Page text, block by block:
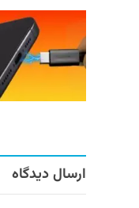
ارسال دیدگاه